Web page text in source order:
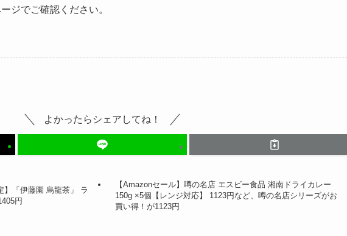
ジでご確認ください。
よかったらシェアしてね！
】「伊藤園 烏龍茶」 ラ
円
【Amazonセール】噂の名店 エスビー食品 湘南ドライカレー
150g ×5個【レンジ対応】 1123円など、噂の名店シリーズがお
買い得！が1123円